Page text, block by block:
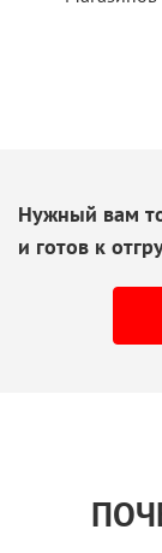
Нужный вам
и готов к